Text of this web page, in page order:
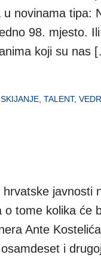
u novinama tipa:
98. mjesto.
koji su nas
SKIJANJE TALENT,
javnosti
o tome kolika će
Ante
i